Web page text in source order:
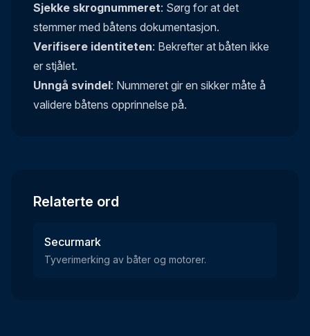
Sjekke skrognummeret: Sørg for at det
stemmer med båtens dokumentasjon.
Verifisere identiteten: Bekrefter at båten ikke
er stjålet.
Unngå svindel: Nummeret gir en sikker måte å
validere båtens opprinnelse på.
Relaterte ord
Securmark
Tyverimerking av båter og motorer.